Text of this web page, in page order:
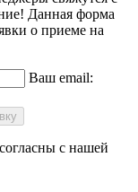
Данная форма
о приеме на
Ваш email:
с нашей